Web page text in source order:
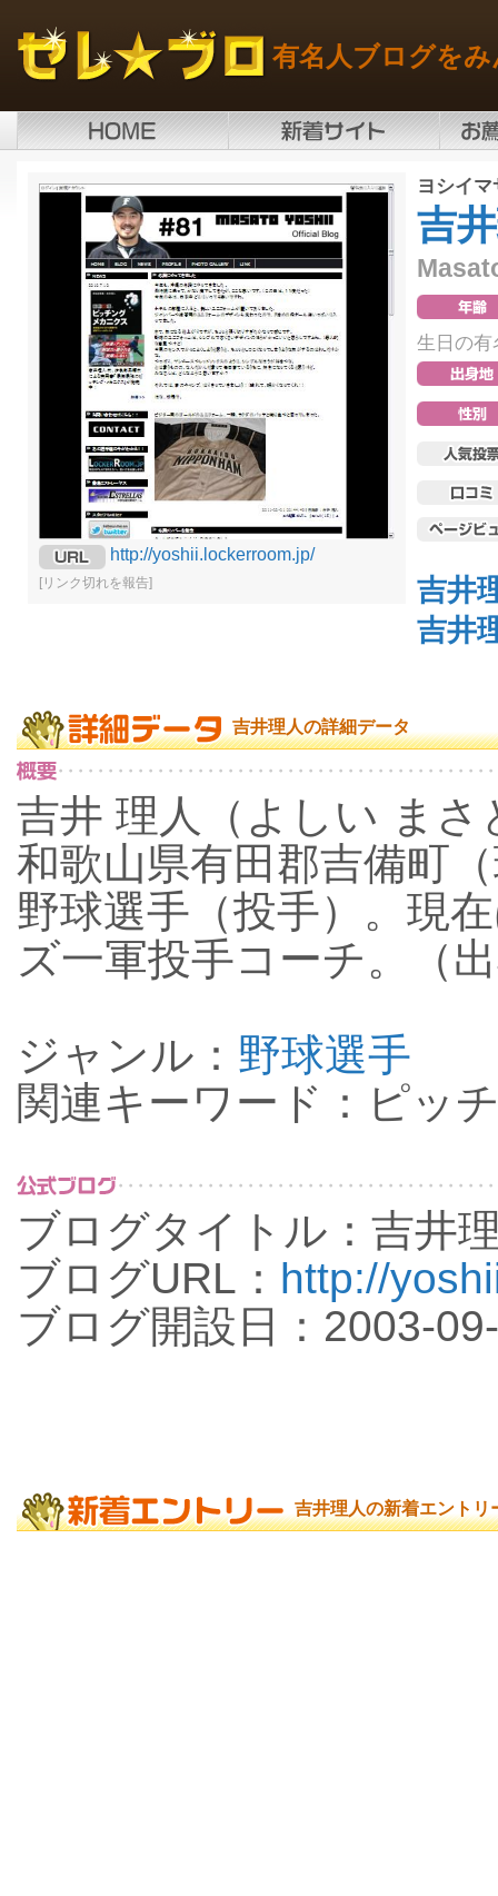
有名人ブログを
http://yoshii.lockerroom.jp/
[リンク切れを報告]
ヨシイマ
吉
生日の有
吉井
吉井
吉井理人の詳細データ
吉井 理人（よしい ま
和歌山県有田郡吉備町
野球選手（投手）。現
ズ一軍投手コーチ。（
ジャンル： 野球選手
関連キーワード：ピッ
ブログタイトル：吉井
ブログURL： http://
ブログ開設日：2003-
吉井理人の新着エントリ